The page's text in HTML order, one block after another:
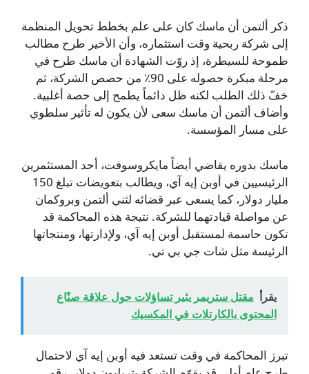
ذكر ألتمن أن ماسك كان على علم بخطط تحويل المنظمة
إلى شركة ربحية وقت استثماره، وأن الأخير طرح مطالب
طموحة للسيطرة، إذ روّت الشهادة أن ماسك طرح في
مرحلة مبكرة حصوله على 90٪ من حصص الشركة، ثم
خفّ ذلك الطلب لكنه ظل دائماً يطمح إلى حصة أغلبية.
وأضاف ألتمن أن ماسك سعى لأن يكون له تأثير سلطوي
على مسار المؤسسة.
ماسك بدوره يقاضي أيضاً مايكروسوفت، أحد المستثمرين
الرئيسيين في أوبن إيه آي، ويطالب بتعويضات تبلغ 150
مليار دولار، كما يسعى عبر قضائه لثني ألتمن وبروكمان
عن مواصلة قيادتهما للشركة. نتيجة هذه المحاكمة قد
تكون حاسمة لمستقبل أوبن إيه آي، ولإدارتها، ومنتجاتها
الرئيسة مثل شات جي بي تي.
يقرأ مقتل ستريمر يثير تساؤلات حول علاقة صنّاع
المحتوى بالكارتلات في المكسيك
تبرز المحاكمة في وقت تستعد فيه أوبن إيه آي لاحتمال